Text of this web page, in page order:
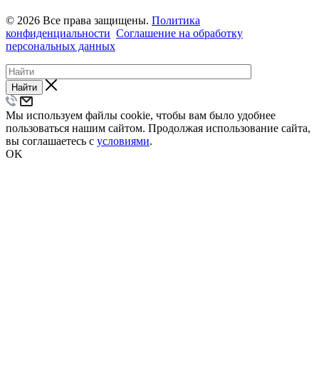
© 2026 Все права защищены. Политика
конфиденциальности Соглашение на обработку
персональных данных
Найти
Мы используем файлы cookie, чтобы вам было удобнее
пользоваться нашим сайтом. Продолжая использование сайта,
вы соглашаетесь с условиями.
OK